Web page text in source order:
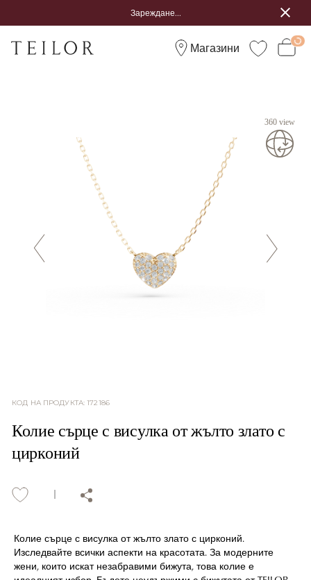
Зареждане...
Магазини
360 view
КОД НА ПРОДУКТА:172186
Колие сърце с висулка от жълто злато с
цирконий
Колие сърце с висулка от жълто злато с цирконий.
Изследвайте всички аспекти на красотата. За модерните
жени, които искат незабравими бижута, това колие е